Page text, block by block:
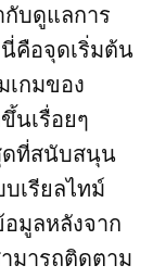
บดูแลการ
คือจุดเริ่มต้น
เกมของ
นเรื่อยๆ
ดที่สนับสนุน
เรียลไทม์
มูลหลังจาก
มารถติดตาม